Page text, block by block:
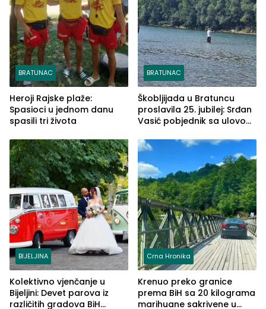
BRATUNAC
Heroji Rajske plaže:
Spasioci u jednom danu
spasili tri života
BRATUNAC
Škobljijada u Bratuncu
proslavila 25. jubilej: Srđan
Vasić pobjednik sa ulovom
BIJELJINA
Kolektivno vjenčanje u
Bijeljini: Devet parova iz
različitih gradova BiH
Crna Hronika
Krenuo preko granice
prema BiH sa 20 kilograma
marihuane sakrivene u